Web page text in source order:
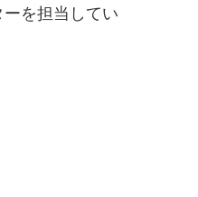
を担当してい